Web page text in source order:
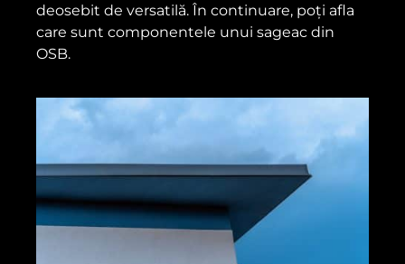
deosebit de versatilă. În continuare, poți afla
care sunt componentele unui sageac din
OSB.